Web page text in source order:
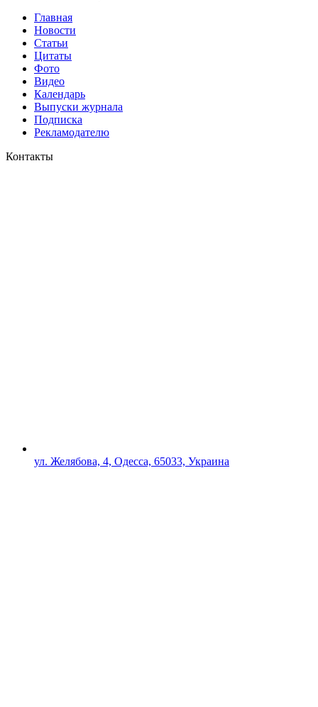
Главная
Новости
Статьи
Цитаты
Фото
Видео
Календарь
Выпуски журнала
Подписка
Рекламодателю
Контакты
ул. Желябова, 4, Одесса, 65033, Украина